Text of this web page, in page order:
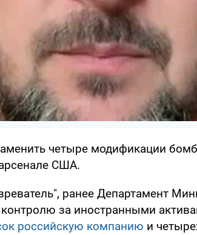
четыре модификации
США.
ранее Департамент
за иностранными
российскую компанию и